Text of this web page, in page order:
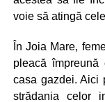
voie să atingă
În Joia Mare,
pleacă
casa gazdei. Aici
strădania celor